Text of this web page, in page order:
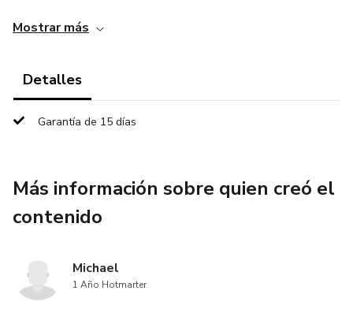
vitalidad. Las clases, adaptables a distintos niveles,
ejecutes cada movimiento de forma segura y efectiva.
Además, este desafío va más allá del ejercicio físico. Es
alimentación saludable, rutinas de estiramientos y
estrategias para gestionar el estrés, y formarás parte de
Al finalizar los 28 días, notarás cambios profundos: mayor
Mostrar más
Detalles
Garantía de 15 días
Más información sobre quien creó el
contenido
Michael
1 Año Hotmarter